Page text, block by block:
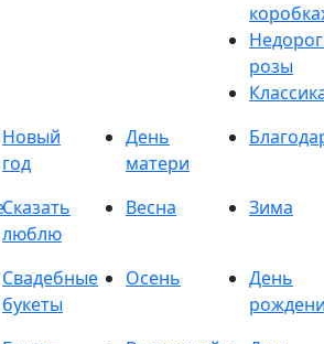
розы
Новый
год
День
матери
Сказать
люблю
Весна Зима
Свадебные
букеты
Осень
День